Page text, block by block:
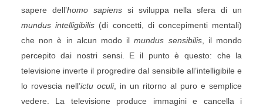
sapere dell’homo sapienssi sviluppa nella sfera di un
mundus intelligibilis (di concetti, di concepimenti mentali)
che non è in alcun modo ilmundus sensibilis, il mondo
percepito dai nostri sensi. E il punto è questo: che la
televisione inverte il progredire dal sensibile all’intelligibile e
lo rovescia nell’ictu oculi, in un ritorno al puro e semplice
vedere. La televisione produce immagini e cancella i